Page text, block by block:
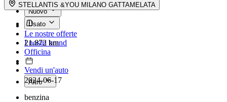
Nuovo
Usato
Le nostre offerte
I nostri brand
Officina
Vendi un'auto
Altro
STELLANTIS &YOU MILANO GATTAMELATA
21.872 km
2024-06-17
benzina